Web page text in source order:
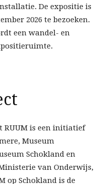
De expositie is
2026 te bezoeken.
een wandel- en
RUUM is een initiatief
Museum
Schokland en
van Onderwijs,
op Schokland is de